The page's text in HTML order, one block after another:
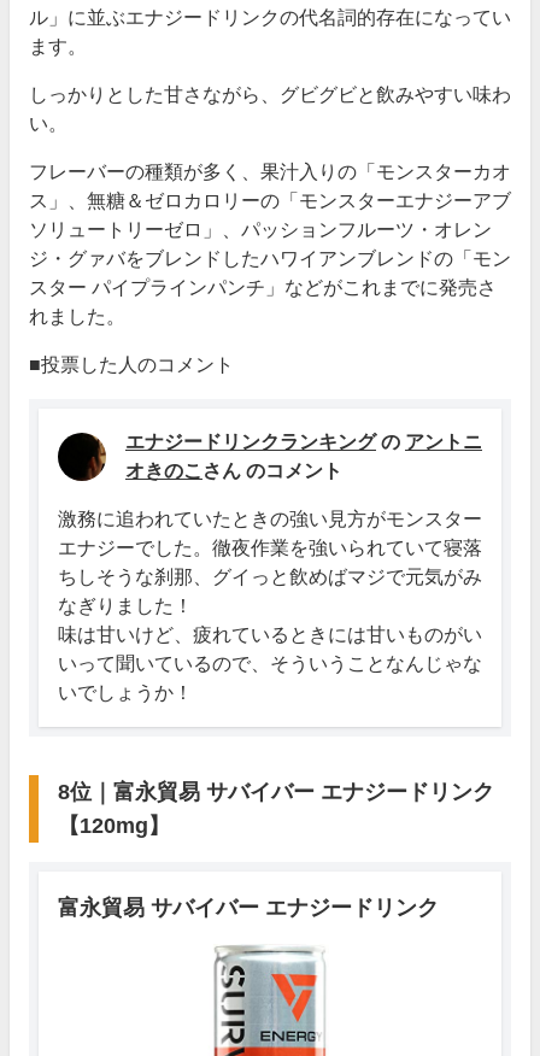
ル」に並ぶエナジードリンクの代名詞的存在になってい
ます。
しっかりとした甘さながら、グビグビと飲みやすい味わ
い。
フレーバーの種類が多く、果汁入りの「モンスターカオ
ス」、無糖＆ゼロカロリーの「モンスターエナジーアブ
ソリュートリーゼロ」、パッションフルーツ・オレン
ジ・グァバをブレンドしたハワイアンブレンドの「モン
スター パイプラインパンチ」などがこれまでに発売さ
れました。
■投票した人のコメント
エナジードリンクランキングの アントニ
オきのこ さん のコメント
激務に追われていたときの強い見方がモンスター
エナジーでした。徹夜作業を強いられていて寝落
ちしそうな刹那、グイっと飲めばマジで元気がみ
なぎりました！
味は甘いけど、疲れているときには甘いものがい
いって聞いているので、そういうことなんじゃな
いでしょうか！
8位｜富永貿易 サバイバー エナジードリンク
【120mg】
富永貿易 サバイバー エナジードリンク